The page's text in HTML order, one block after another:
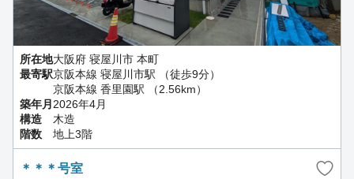
所在地大阪府 寝屋川市 本町
最寄駅京阪本線 寝屋川市駅 （徒歩9分）
京阪本線 香里園駅 （2.56km）
築年月 2026年4月
構造
木造
階数
地上3階
＊＊＊号室